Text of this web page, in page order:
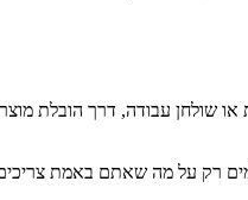
שולחן עבודה, דרך הובלת
רק על מה שאתם באמת